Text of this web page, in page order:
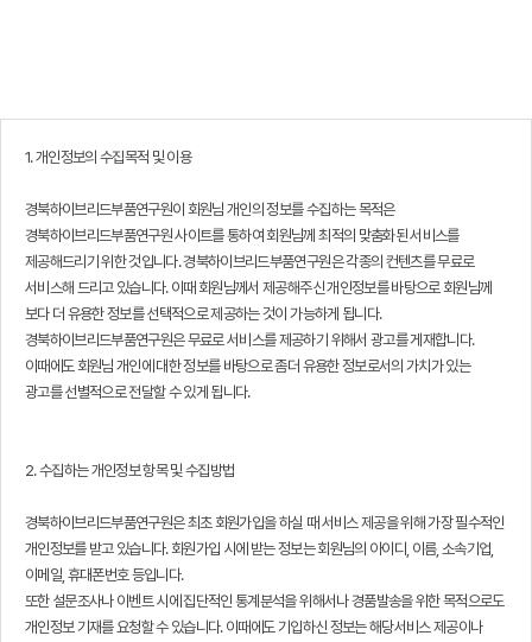
1. 개인정보의 수집목적 및 이용
경북하이브리드부품연구원이 회원님 개인의 정보를 수집하는 목적은
경북하이브리드부품연구원 사이트를 통하여 회원님께 최적의 맞춤화된 서비스를
제공해드리기 위한 것입니다. 경북하이브리드부품연구원은 각종의 컨텐츠를 무료로
서비스해 드리고 있습니다. 이때 회원님께서 제공해주신 개인정보를 바탕으로 회원님께
보다 더 유용한 정보를 선택적으로 제공하는 것이 가능하게 됩니다.
경북하이브리드부품연구원은 무료로 서비스를 제공하기 위해서 광고를 게재합니다.
이때에도 회원님 개인에 대한 정보를 바탕으로 좀더 유용한 정보로서의 가치가 있는
광고를 선별적으로 전달할 수 있게 됩니다.
2. 수집하는 개인정보 항목 및 수집방법
경북하이브리드부품연구원은 최초 회원가입을 하실 때 서비스 제공을 위해 가장 필수적인
개인정보를 받고 있습니다. 회원가입 시에 받는 정보는 회원님의 아이디, 이름, 소속기업,
이메일, 휴대폰번호 등입니다.
또한 설문조사나 이벤트 시에 집단적인 통계분석을 위해서나 경품발송을 위한 목적으로도
개인정보 기재를 요청할 수 있습니다. 이때에도 기입하신 정보는 해당서비스 제공이나